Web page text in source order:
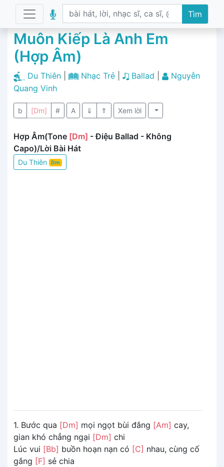
Tìm
Muôn Kiếp Là Anh Em
(Hợp Âm)
Du Thiên Nhạc Trẻ| Ballad
Nguyễn
Quang Vinh
b [Dm] # A ⇓ ⇑ Xem lời
Hợp Âm(Tone [Dm] - Điệu Ballad - Không
Capo)/Lời Bài Hát
Du Thiên Dm
1. Bước qua [Dm] mọi ngọt bùi đắng [Am] cay,
gian khó chẳng ngại [Dm] chi
Lúc vui [Bb] buồn hoạn nạn có [C] nhau, cùng cố
gắng [F] sẻ chia